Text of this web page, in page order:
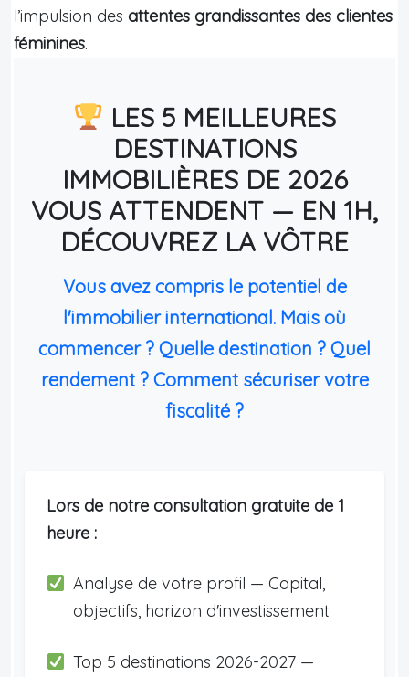
l’impulsion des attentes grandissantes des clientes
féminines.
LES 5 MEILLEURES
DESTINATIONS
IMMOBILIÈRES DE 2026
VOUS ATTENDENT — EN 1H,
DÉCOUVREZ LA VÔTRE
Vous avez compris le potentiel de
l'immobilier international. Mais où
commencer ? Quelle destination ? Quel
rendement ? Comment sécuriser votre
fiscalité ?
Lors de notre consultation gratuite de 1
heure :
Analyse de votre profil — Capital,
objectifs, horizon d'investissement
Top 5 destinations 2026-2027 —